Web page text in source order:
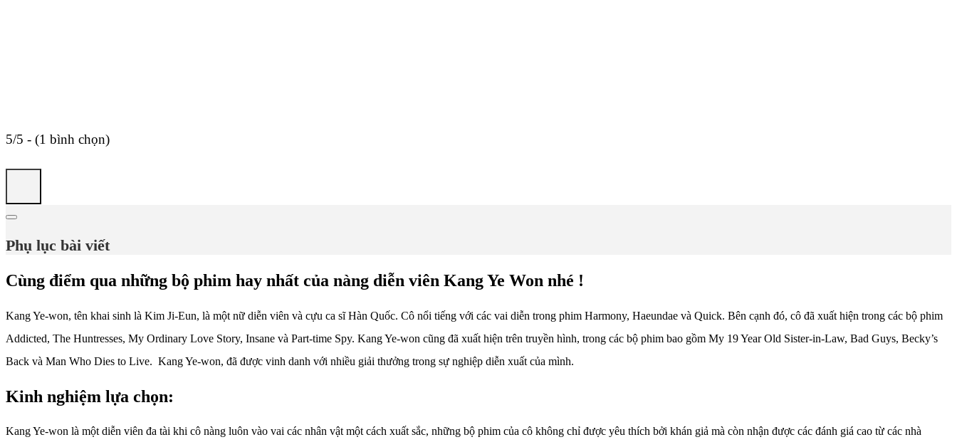
5/5 - (1 bình chọn)
Phụ lục bài viết
Cùng điểm qua những bộ phim hay nhất của nàng diễn viên Kang Ye Won nhé !
Kang Ye-won, tên khai sinh là Kim Ji-Eun, là một nữ diễn viên và cựu ca sĩ Hàn Quốc. Cô nổi tiếng với các vai diễn trong phim Harmony, Haeundae và Quick. Bên cạnh đó, cô đã xuất hiện trong các bộ phim
Addicted, The Huntresses, My Ordinary Love Story, Insane và Part-time Spy. Kang Ye-won cũng đã xuất hiện trên truyền hình, trong các bộ phim bao gồm My 19 Year Old Sister-in-Law, Bad Guys, Becky’s
Back và Man Who Dies to Live. Kang Ye-won, đã được vinh danh với nhiều giải thưởng trong sự nghiệp diễn xuất của mình.
Kinh nghiệm lựa chọn:
Kang Ye-won là một diễn viên đa tài khi cô nàng luôn vào vai các nhân vật một cách xuất sắc, những bộ phim của cô không chỉ được yêu thích bởi khán giả mà còn nhận được các đánh giá cao từ các nhà